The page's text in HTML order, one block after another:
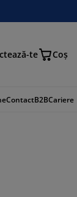
te Coş
ContactB2BCariere